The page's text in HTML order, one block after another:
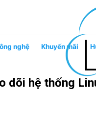
nghệ Khuyến mãi
dõi hệ thống